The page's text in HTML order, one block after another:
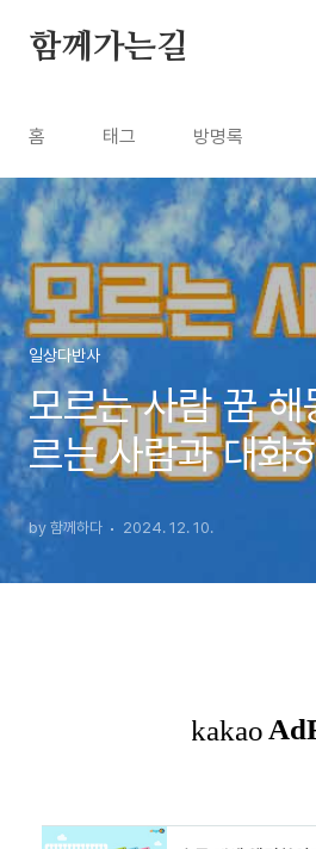
함께가는길
홈 태그 방명록
일상다반사
모르는 사람 꿈 해
르는 사람과 대화
by 함께하다 2024. 12. 10.